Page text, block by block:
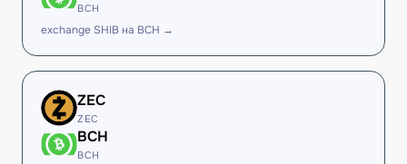
BCH
exchange SHIB на BCH →
ZEC
ZEC
BCH
BCH